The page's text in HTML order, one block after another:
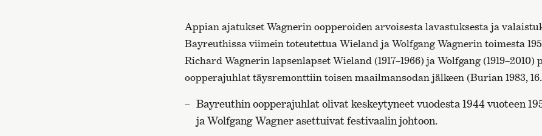
Appian ajatukset Wagnerin oopperoiden arvoisesta lavastuksesta ja
Bayreuthissa viimein toteutettua Wieland ja Wolfgang Wagnerin toimesta
Richard Wagnerin lapsenlapset Wieland (1917–1966) ja Wolfgang
oopperajuhlat täysremonttiin toisen maailmansodan jälkeen (Burian 1983,
Bayreuthin oopperajuhlat olivat keskeytyneet vuodesta 1944 vuoteen
ja Wolfgang Wagner asettuivat festivaalin johtoon.